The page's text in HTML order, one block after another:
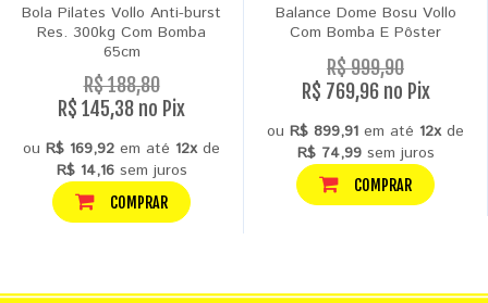
Bola Pilates Vollo Anti-burst
Res. 300kg Com Bomba
65cm
R$ 188,80
R$ 145,38 no Pix
ou R$ 169,92 em até 12xde
R$ 14,16sem juros
COMPRAR
Balance Dome Bosu Vollo
Com Bomba E Pôster
R$ 999,90
R$ 769,96 no Pix
ou R$ 899,91 em até 12xde
R$ 74,99sem juros
COMPRAR